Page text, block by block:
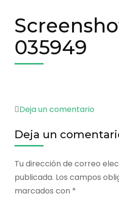
035949
Deja un comentario
Deja un
Tu dirección de correo
publicada. Los campos
marcados con *